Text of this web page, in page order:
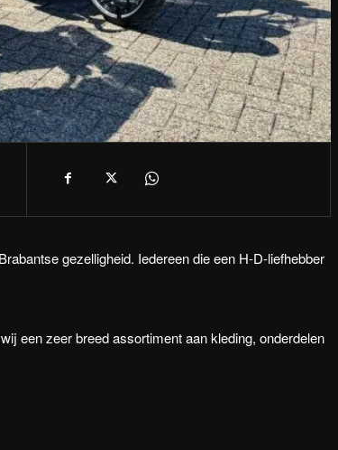
gezelligheid. Iedereen die een H-D-liefhebber
een zeer breed assortiment aan kleding, onderdelen